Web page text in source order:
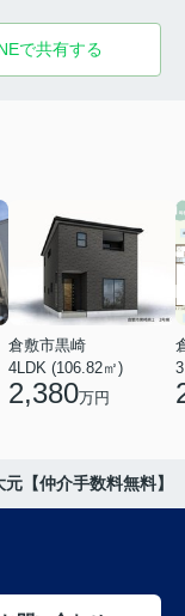
で共有する
倉敷市黒崎
4LDK (106.82㎡)
2,380万円
【仲介手数料無料】